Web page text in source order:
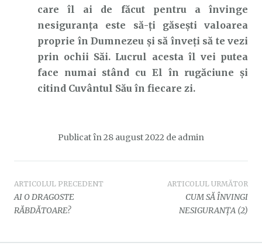
care îl ai de făcut pentru a învinge
nesiguranța este să-ți găsești valoarea
proprie în Dumnezeu și să înveți să te vezi
prin ochii Săi. Lucrul acesta îl vei putea
face numai stând cu El în rugăciune și
citind Cuvântul Său în fiecare zi.
Publicat în 28 august 2022 de admin
Navigare
în
ARTICOLUL PRECEDENT
AI O DRAGOSTE
RĂBDĂTOARE?
ARTICOLUL URMĂTOR
CUM SĂ ÎNVINGI
NESIGURANȚA (2)